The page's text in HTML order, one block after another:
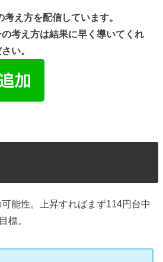
え方を配信しています。
考え方は結果に早く導いてくれ
い。
能性。上昇すればまず114円台中
標。